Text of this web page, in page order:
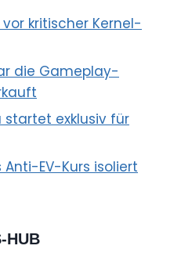
vor kritischer Kernel-
die Gameplay-
startet exklusiv für
EV-Kurs isoliert
HUB